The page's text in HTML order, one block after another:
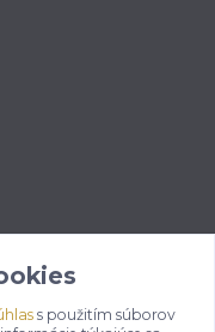
s použitím súborov